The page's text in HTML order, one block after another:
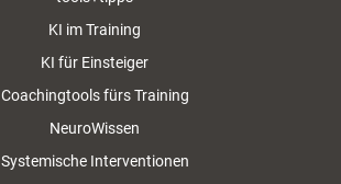
KI im Training
KI für Einsteiger
Coachingtools fürs Training
NeuroWissen
Systemische Interventionen